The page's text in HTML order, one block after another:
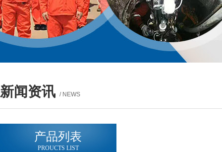
新闻资讯 / NEWS
产品列表
PROUCTS LIST